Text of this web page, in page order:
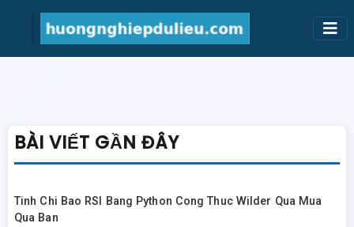
BÀI VIẾT GẦN ĐÂY
Tinh Chi Bao RSI Bang Python Cong Thuc Wilder Qua Mua
Qua Ban